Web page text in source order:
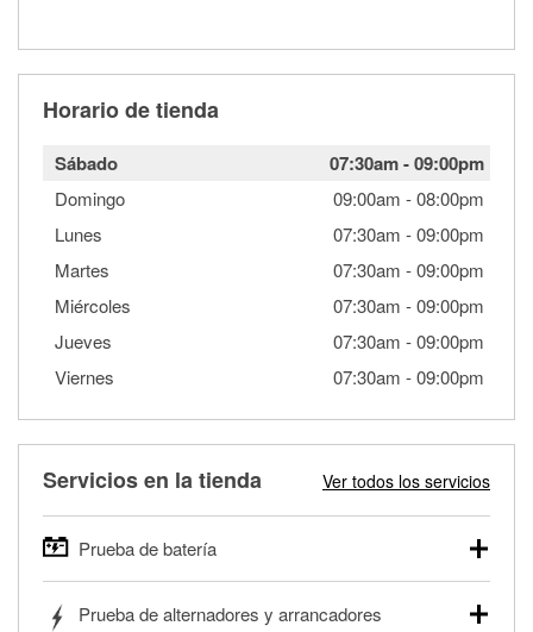
Horario de tienda
Sábado 07:30am-09:00pm
Domingo 09:00am -08:00pm
Lunes
07:30am -09:00pm
Martes
07:30am -09:00pm
Miércoles
07:30am -09:00pm
Jueves
07:30am -09:00pm
Viernes
07:30am -09:00pm
Servicios en la tienda Ver todos los servicios
Prueba de batería
autos, camionetas, SUVs, vehículos comerciales y
Prueba de alternadores y arrancadores